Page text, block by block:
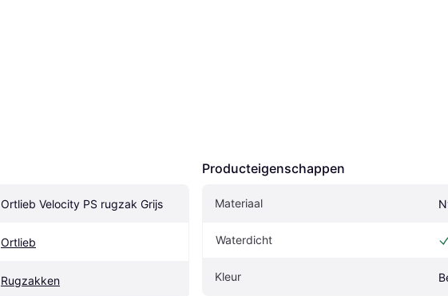
Ortlieb Velocity PS rugzak Grijs
Ortlieb
Rugzakken
Producteigenschappen
Materiaal
Waterdicht
Kleur